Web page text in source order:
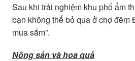
Sau khi trải nghiệm khu phố ẩm
bạn không thể bỏ qua ở chợ đêm
mua sắm”.
Nông sản và hoa quả